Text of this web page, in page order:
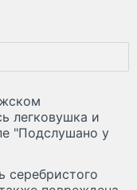
легковушка и
"Подслушано у
серебристого